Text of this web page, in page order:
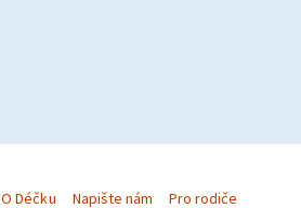
O Déčku Napište nám Pro rodiče